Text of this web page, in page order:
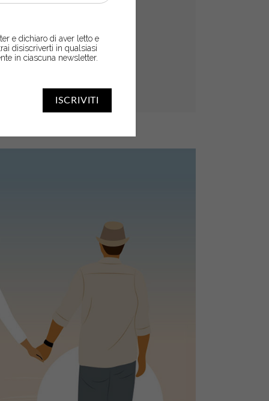
ISCRIVITI
e dichiaro di aver letto e
disiscriverti in qualsiasi
in ciascuna newsletter.